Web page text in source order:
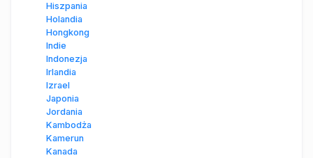
Hiszpania
Holandia
Hongkong
Indie
Indonezja
Irlandia
Izrael
Japonia
Jordania
Kambodża
Kamerun
Kanada